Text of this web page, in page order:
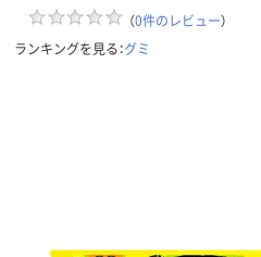
（0件のレビュー）
ランキングを見る：グミ